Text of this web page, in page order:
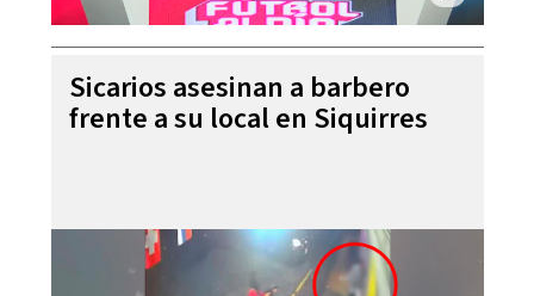
Sicarios asesinan a barbero
frente a su local en Siquirres